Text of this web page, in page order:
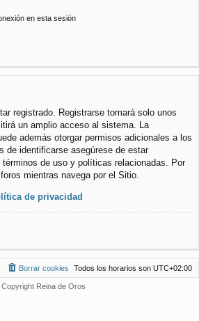
en esta sesión
registrado. Registrarse tomará solo unos
un amplio acceso al sistema. La
además otorgar permisos adicionales a los
de identificarse asegúrese de estar
de uso y políticas relacionadas. Por
mientras navega por el Sitio.
de privacidad
Todos los horarios son UTC+02:00
Borrar cookies
Copyright Reina de Oros